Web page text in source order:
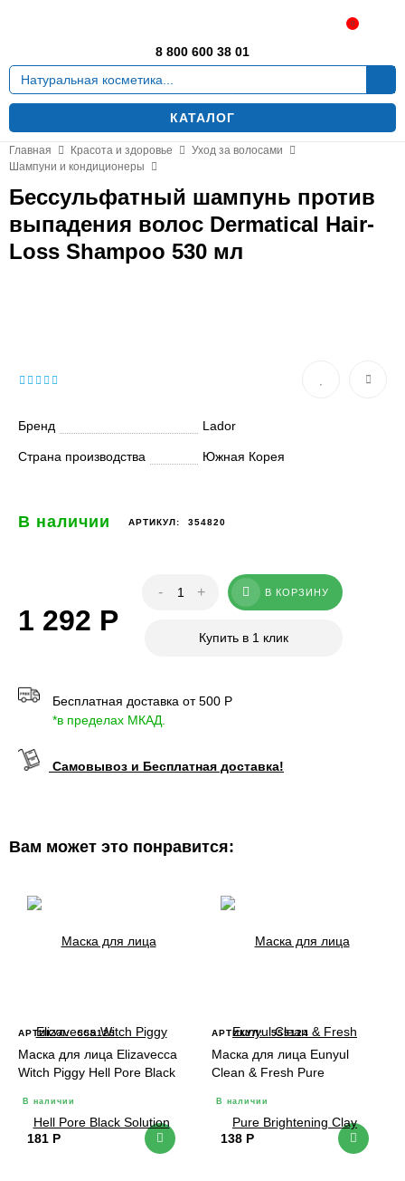
Москва
8 800 600 38 01
КАТАЛОГ
0
Главная Красота и здоровье
Уход за волосами
Шампуни и кондиционеры
Бессульфатный шампунь против
выпадения волос Dermatical Hair-
Loss Shampoo 530 мл
Бренд Lador
Страна производства Южная Корея
В наличии АРТИКУЛ: 354820
1 292 Р
- + В КОРЗИНУ
Купить в 1 клик
Бесплатная доставка от 500 Р
*в пределах МКАД.
Самовывоз и Бесплатная доставка!
Вам может это понравится:
АРТИКУЛ: 555125
Маска для лица Elizavecca
Witch Piggy Hell Pore Black
Pack кислородная от
черных точек 1 шт
В наличии
181 Р
АРТИКУЛ: 555124
Маска для лица Eunyul
Clean & Fresh Pure
глиняная 1 шт
В наличии
138 Р